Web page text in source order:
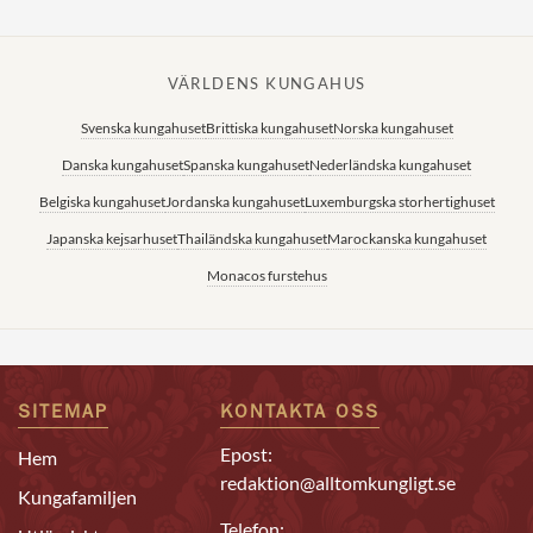
VÄRLDENS KUNGAHUS
Svenska kungahusetBrittiska kungahusetNorska kungahuset
Danska kungahusetSpanska kungahusetNederländska kungahuset
Belgiska kungahusetJordanska kungahusetLuxemburgska storhertighuset
Japanska kejsarhusetThailändska kungahusetMarockanska kungahuset
Monacos furstehus
SITEMAP
Hem
Kungafamiljen
KONTAKTA OSS
Epost:
redaktion@alltomkungligt.se